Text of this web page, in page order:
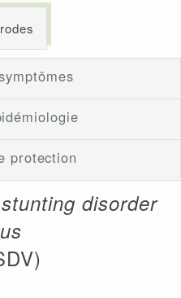
protection
disorder